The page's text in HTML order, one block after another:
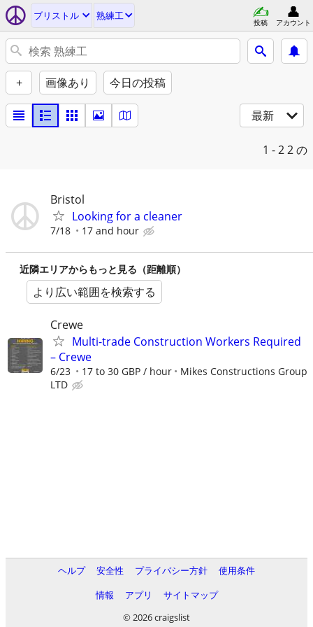
ブリストル 熟練工
投稿 アカウント
+ 画像あり 今日の投稿
最新
1 - 22 の
Bristol
Looking for a cleaner
7/18 17 and hour
近隣エリアからもっと見る（距離順）
より広い範囲を検索する
Crewe
Multi-trade Construction Workers Required
– Crewe
6/23 17 to 30 GBP / hour
Mikes Constructions Group
LTD
ヘルプ 安全性 プライバシー方針
使用条件
情報
アプリ
サイトマップ
© 2026 craigslist